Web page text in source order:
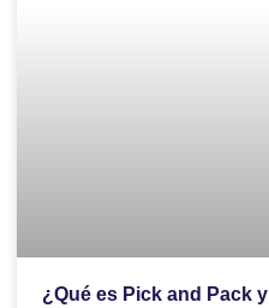
¿Qué es Pick and Pack